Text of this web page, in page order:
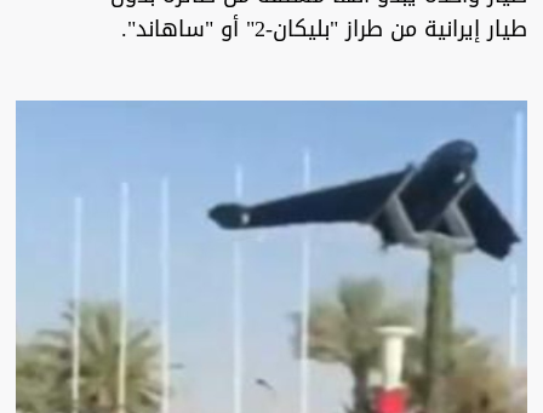
طيار إيرانية من طراز "بليكان-2" أو "ساهاند".